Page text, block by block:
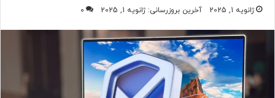
ژانویه 1, 2025 آخرین بروزرسانی: ژانویه 1, 2025 0